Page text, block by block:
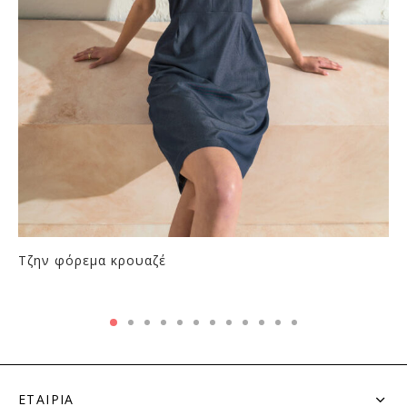
Τζην φόρεμα κρουαζέ
ΕΤΑΙΡΙΑ